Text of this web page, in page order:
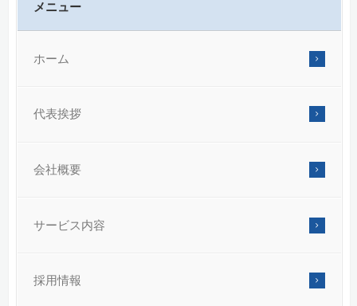
メニュー
ホーム
代表挨拶
会社概要
サービス内容
採用情報